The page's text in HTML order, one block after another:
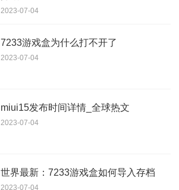
2023-07-04
7233游戏盒为什么打不开了
2023-07-04
miui15发布时间详情_全球热文
2023-07-04
世界最新：7233游戏盒如何导入存档
2023-07-04